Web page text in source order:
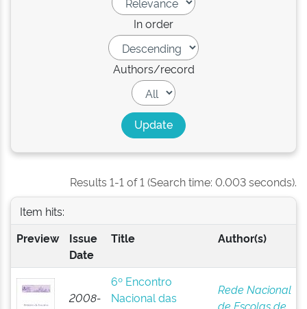
In order
Authors/record
Results 1-1 of 1 (Search time: 0.003 seconds).
Item hits:
Preview
Issue
Date
Title Author(s)
2008-
6º Encontro
Nacional das
Rede Nacional
de Escolas de